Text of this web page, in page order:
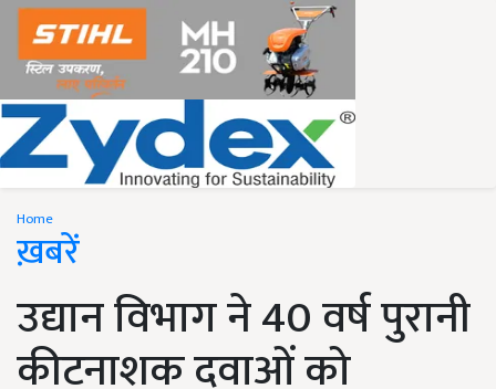
Home
ख़बरें
उद्यान विभाग ने 40 वर्ष पुरानी
कीटनाशक दवाओं को